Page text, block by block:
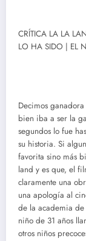
CRÍTICA LA LA
LO HA SIDO | EL
Decimos
bien iba a ser la
segundos lo fue
su historia. Si
favorita sino más
land y es que, el
claramente una
una apología al
de la academia
niño de 31 años
otros niños